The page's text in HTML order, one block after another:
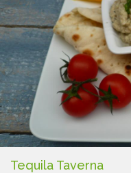
Tequila Taverna